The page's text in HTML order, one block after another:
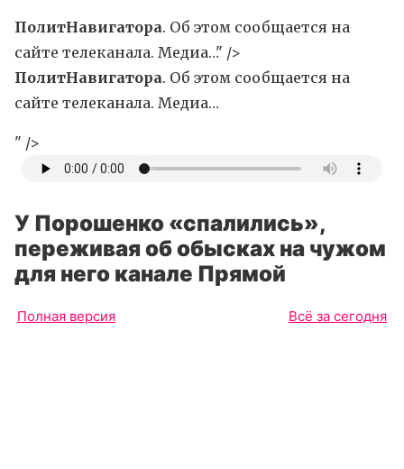
ПолитНавигатора. Об этом сообщается на
сайте телеканала. Медиа…" />
ПолитНавигатора. Об этом сообщается на
сайте телеканала. Медиа…
" />
У Порошенко «спалились»,
переживая об обысках на чужом
для него канале Прямой
Полная версия Всё за сегодня